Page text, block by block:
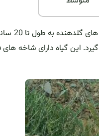
این گیاه از خانواده هفت بندیان می
این گیاه دارای شاخه های